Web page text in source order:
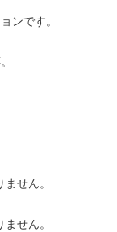
ンです。
せん。
せん。